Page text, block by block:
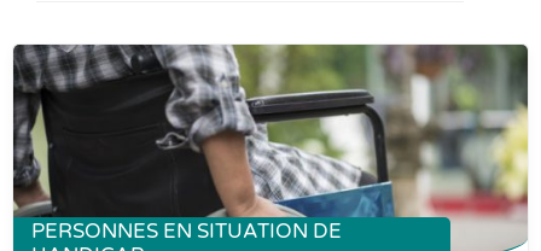
PERSONNES EN SITUATION DE